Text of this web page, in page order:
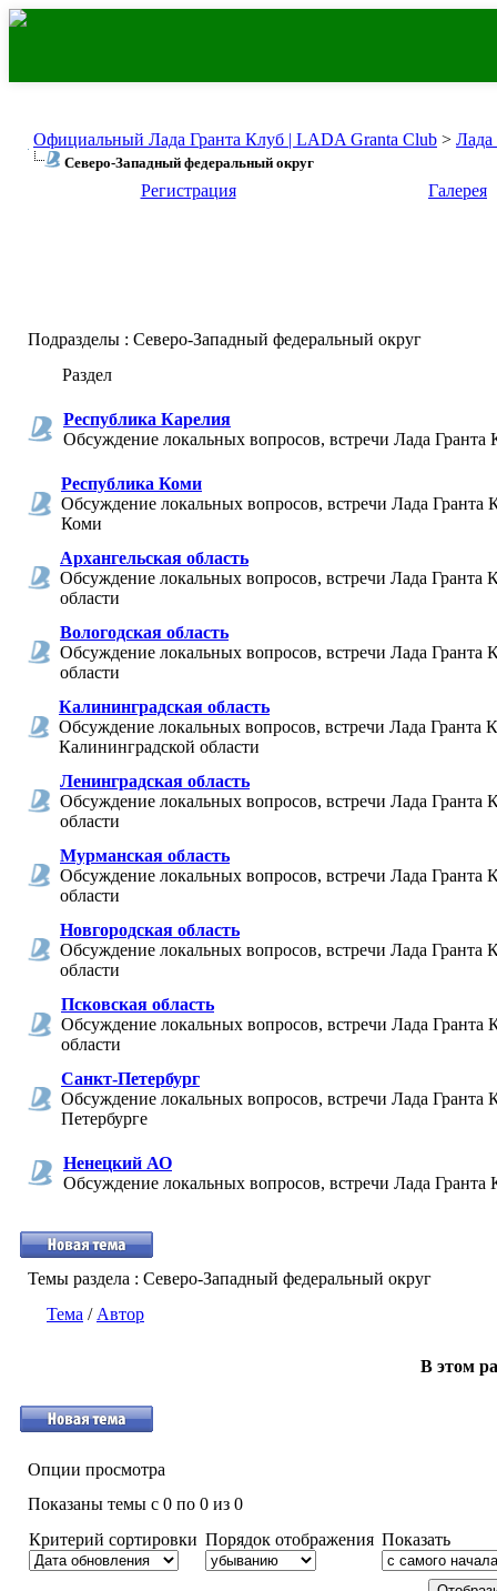
Официальный Лада Гранта Клуб | LADA Granta Club > Лада
Северо-Западный федеральный округ
Регистрация Галерея
Подразделы : Северо-Западный федеральный округ
Раздел
Республика Карелия
Обсуждение локальных вопросов, встречи Лада Гранта
Республика Коми
Обсуждение локальных вопросов, встречи Лада Гранта
Коми
Архангельская область
Обсуждение локальных вопросов, встречи Лада Гранта
области
Вологодская область
Обсуждение локальных вопросов, встречи Лада Гранта
области
Калининградская область
Обсуждение локальных вопросов, встречи Лада Гранта
Калининградской области
Ленинградская область
Обсуждение локальных вопросов, встречи Лада Гранта
области
Мурманская область
Обсуждение локальных вопросов, встречи Лада Гранта
области
Новгородская область
Обсуждение локальных вопросов, встречи Лада Гранта
области
Псковская область
Обсуждение локальных вопросов, встречи Лада Гранта
области
Санкт-Петербург
Обсуждение локальных вопросов, встречи Лада Гранта
Петербурге
Ненецкий АО
Обсуждение локальных вопросов, встречи Лада
Темы раздела : Северо-Западный федеральный округ
Тема / Автор
В этом
Опции просмотра
Показаны темы с 0 по 0 из 0
Критерий сортировки Порядок отображения Показать